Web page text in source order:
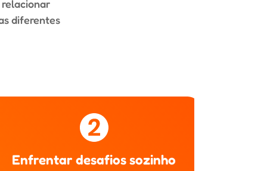
diferentes
Enfrentar desafios sozinho